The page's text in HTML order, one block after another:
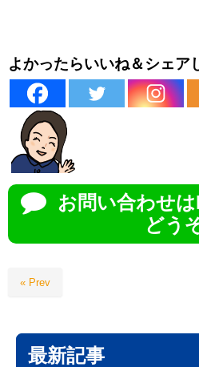
よかったらいいね＆シェア
お問い合わせ
どう
« Prev
最新記事